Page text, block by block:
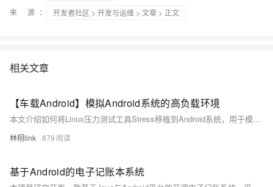
来 源：
开发者社区 > 开发与运维 > 文章 > 正文
相关文章
【车载Android】模拟Android系统的高负载环境
本文介绍如何将Linux压力测试工具Stress移植到Android系统，用于模拟高负载环境下的CPU、内存、IO和磁盘压力，帮助开发者优化车载Android应用在多任务并发时的性能问题，提升系统稳定性与用户体验。
林栩link 879
基于Android的电子记账本系统